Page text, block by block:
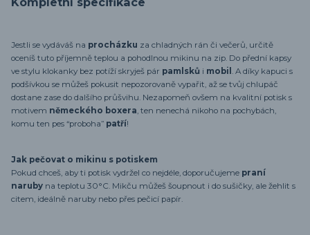
Jestli se vydáváš na procházku za chladných rán či večerů, určitě
oceníš tuto příjemně teplou a pohodlnou mikinu na zip. Do přední kapsy
ve stylu klokanky bez potíží skryješ pár pamlsků i mobil . A díky kapuci s
podšívkou se můžeš pokusit nepozorovaně vypařit, až se tvůj chlupáč
dostane zase do dalšího průšvihu. Nezapomeň ovšem na kvalitní potisk s
motivem německého boxera, ten nenechá nikoho na pochybách,
komu ten pes “proboha” patří!
Jak pečovat o mikinu s potiskem
Pokud chceš, aby ti potisk vydržel co nejdéle, doporučujeme praní
naruby na teplotu 30°C. Mikču můžeš šoupnout i do sušičky, ale žehlit s
citem, ideálně naruby nebo přes pečicí papír.